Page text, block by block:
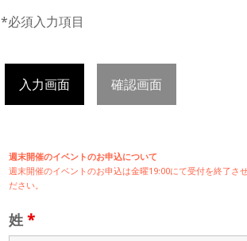
*必須入力項目
入力画面 確認画面
週末開催のイベントのお申込について
週末開催のイベントのお申込は金曜19:00にて受付を終了さ
ださい。
姓 *